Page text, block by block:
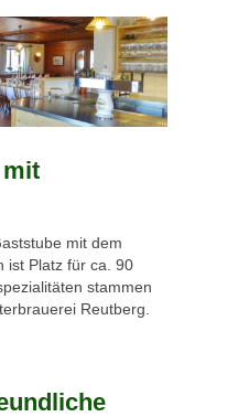
mit
mit dem
ist Platz für ca. 90
stammen
Reutberg.